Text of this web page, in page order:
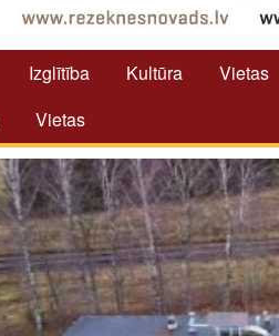
Izglītība Kultūra
Vietas
Vietas